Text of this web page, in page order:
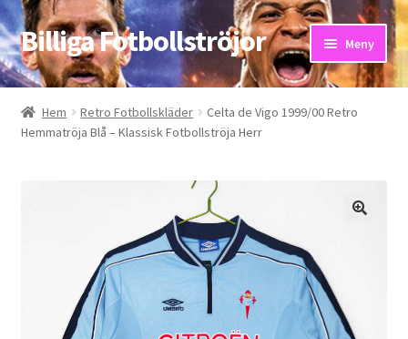
Hoppa
till
navigering
Hoppa
till
innehåll
Billiga Fotbollströjor Meny
Hem
Bloggar
Kontakta oss
Mitt konto
Hem Retro Fotbollskläder
Celta de Vigo 1999/00 Retro
Hemmatröja Blå – Klassisk Fotbollströja Herr